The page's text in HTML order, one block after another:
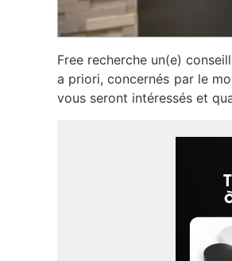
Free recherche un(e)
a priori, concernés par le
vous seront intéressés et